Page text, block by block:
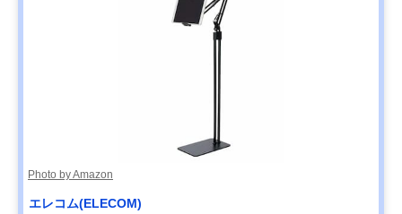
Photo by Amazon
エレコム(ELECOM)